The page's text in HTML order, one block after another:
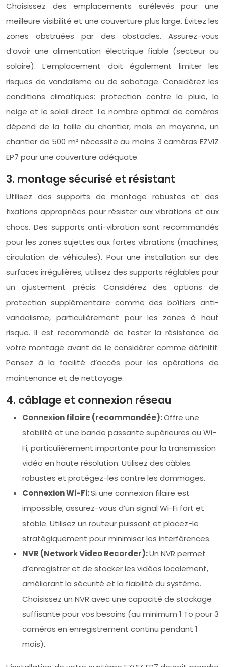
Choisissez des emplacements surélevés pour une
meilleure visibilité et une couverture plus large. Évitez les
zones obstruées par des obstacles. Assurez-vous
d’avoir une alimentation électrique fiable (secteur ou
solaire). L’emplacement doit également limiter les
risques de vandalisme ou de sabotage. Considérez les
conditions climatiques: protection contre la pluie, la
neige et le soleil direct. Le nombre optimal de caméras
dépend de la taille du chantier, mais en moyenne, un
chantier de 500 m² nécessite au moins 3 caméras EZVIZ
EP7 pour une couverture adéquate.
3. montage sécurisé et résistant
Utilisez des supports de montage robustes et des
fixations appropriées pour résister aux vibrations et aux
chocs. Des supports anti-vibration sont recommandés
pour les zones sujettes aux fortes vibrations (machines,
circulation de véhicules). Pour une installation sur des
surfaces irrégulières, utilisez des supports réglables pour
un ajustement précis. Considérez des options de
protection supplémentaire comme des boîtiers anti-
vandalisme, particulièrement pour les zones à haut
risque. Il est recommandé de tester la résistance de
votre montage avant de le considérer comme définitif.
Pensez à la facilité d’accès pour les opérations de
maintenance et de nettoyage.
4. câblage et connexion réseau
Connexion filaire (recommandée):Offre une
stabilité et une bande passante supérieures au Wi-
Fi, particulièrement importante pour la transmission
vidéo en haute résolution. Utilisez des câbles
robustes et protégez-les contre les dommages.
Connexion Wi-Fi:Si une connexion filaire est
impossible, assurez-vous d’un signal Wi-Fi fort et
stable. Utilisez un routeur puissant et placez-le
stratégiquement pour minimiser les interférences.
NVR (Network Video Recorder):Un NVR permet
d’enregistrer et de stocker les vidéos localement,
améliorant la sécurité et la fiabilité du système.
Choisissez un NVR avec une capacité de stockage
suffisante pour vos besoins (au minimum 1 To pour 3
caméras en enregistrement continu pendant 1
mois).